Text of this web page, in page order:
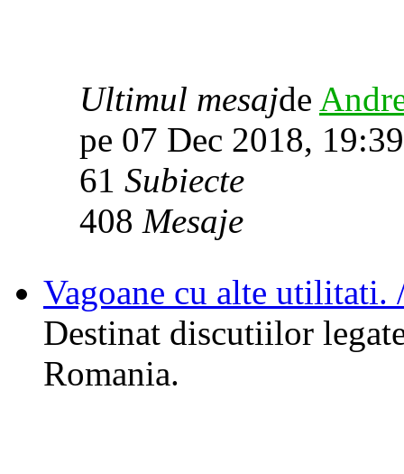
Ultimul mesajde
pe 07 Dec 2018, 19:39
61 Subiecte
408 Mesaje
Vagoane cu alte
Destinat discutiilor
Romania.